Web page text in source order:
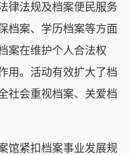
律法规及档案便民服务
档案、学历档案等方面
案在维护个人合法权
用。活动有效扩大了档
社会重视档案、关爱档
紧扣档案事业发展规